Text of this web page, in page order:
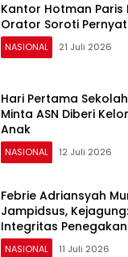
Kantor Hotman Paris
Orator Soroti
NASIONAL 21 Juli 2026
Hari Pertama
Minta ASN Diberi
Anak
NASIONAL 12 Juli 2026
Febrie Adriansyah
Jampidsus,
Integritas
NASIONAL 11 Juli 2026